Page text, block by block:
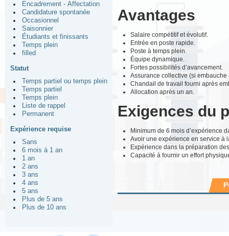
Encadrement - Affectation
Candidature spontanée
Occasionnel
Saisonnier
Étudiants et finissants
Temps plein
filled
Statut
Temps partiel ou temps plein
Temps partiel
Temps plein
Liste de rappel
Permanent
Expérience requise
Sans
6 mois à 1 an
1 an
2 ans
3 ans
4 ans
5 ans
Plus de 5 ans
Plus de 10 ans
Avantages
Salaire compétitif et évolutif.
Entrée en poste rapide.
Poste à temps plein.
Équipe dynamique.
Fortes possibilités d’avancement.
Assurance collective (si embauche
Chandail de travail fourni après
Allocation après un an.
Exigences du
Minimum de 6 mois d’expérience
Avoir une expérience en service à
Expérience dans la préparation
Capacité à fournir un effort